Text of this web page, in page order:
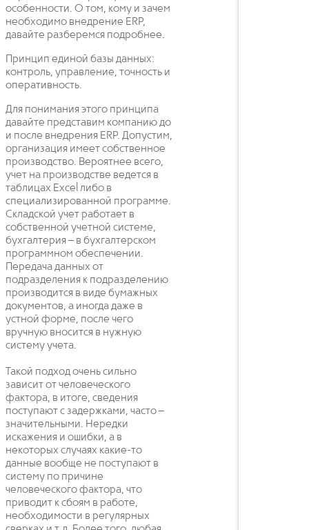
особенности. О том, кому и зачем
необходимо внедрение ERP,
давайте разберемся подробнее.
Принцип единой базы данных:
контроль, управление, точность и
оперативность.
Для понимания этого принципа
давайте представим компанию до
и после внедрения ERP. Допустим,
организация имеет собственное
производство. Вероятнее всего,
учет на производстве ведется в
таблицах Excel либо в
специализированной программе.
Складской учет работает в
собственной учетной системе,
бухгалтерия – в бухгалтерском
программном обеспечении.
Передача данных от
подразделения к подразделению
производится в виде бумажных
документов, а иногда даже в
устной форме, после чего
вручную вносится в нужную
систему учета.
Такой подход очень сильно
зависит от человеческого
фактора, в итоге, сведения
поступают с задержками, часто –
значительными. Нередки
искажения и ошибки, а в
некоторых случаях какие-то
данные вообще не поступают в
систему по причине
человеческого фактора, что
приводит к сбоям в работе,
необходимости в регулярных